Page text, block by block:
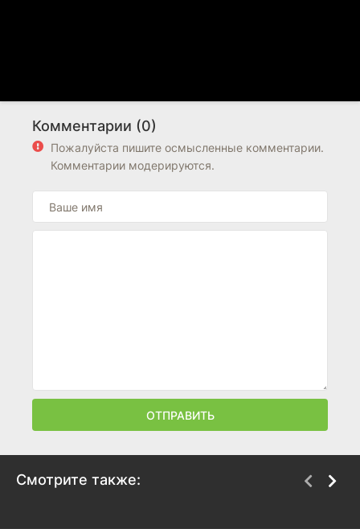
Комментарии (0)
Пожалуйста пишите осмысленные комментарии.
Комментарии модерируются.
ОТПРАВИТЬ
Смотрите также: